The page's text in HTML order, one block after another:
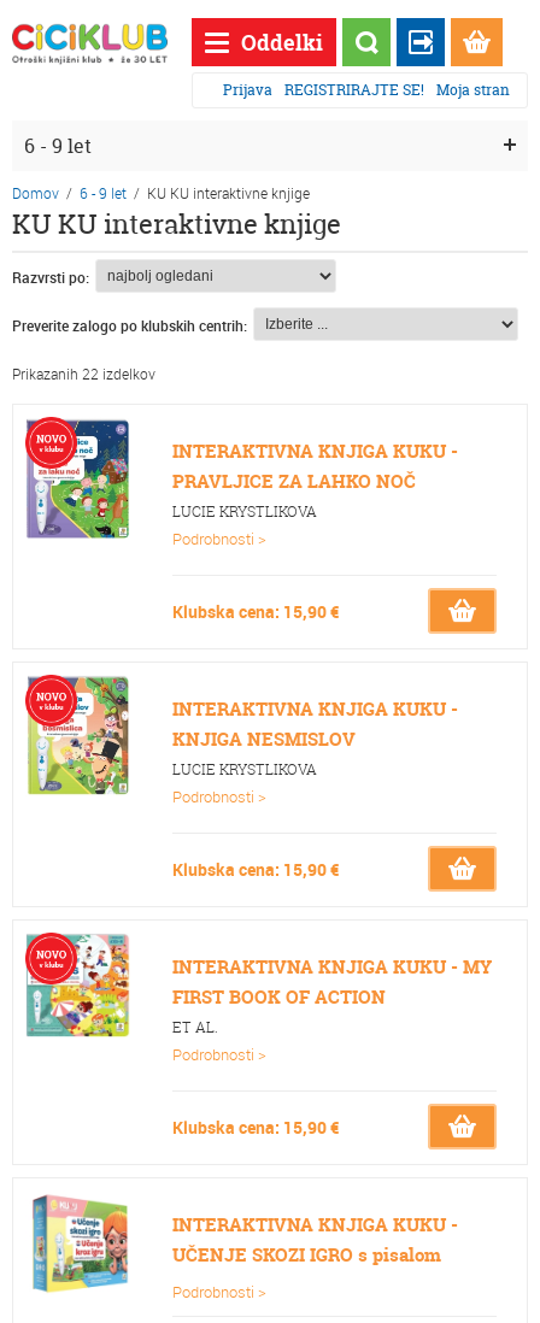
Oddelki
Prijava REGISTRIRAJTE SE! Moja stran
6 - 9 let
Domov / 6 - 9 let / KU KU interaktivne knjige
KU KU interaktivne knjige
Razvrsti po:
Preverite zalogo po klubskih centrih:
Prikazanih 22 izdelkov
INTERAKTIVNA KNJIGA KUKU -
PRAVLJICE ZA LAHKO NOČ
LUCIE KRYSTLIKOVA
Podrobnosti >
Klubska cena: 15,90 €
INTERAKTIVNA KNJIGA KUKU -
KNJIGA NESMISLOV
LUCIE KRYSTLIKOVA
Podrobnosti >
Klubska cena: 15,90 €
INTERAKTIVNA KNJIGA KUKU - MY
FIRST BOOK OF ACTION
ET AL.
Podrobnosti >
Klubska cena: 15,90 €
INTERAKTIVNA KNJIGA KUKU -
UČENJE SKOZI IGRO s pisalom
Podrobnosti >